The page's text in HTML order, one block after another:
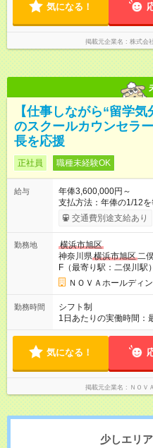
気になる！
掲載元企業名 株式会
【仕事しながら“留学気
のスクールカウンセラ
長を応援
正社員 職種未経験OK
給与
年俸3,600,000円～
支払方法：年俸の1/12
みます。※超過分は全
円／月 みなし残業時間
ど、成果に応じて年2回
社員が、半期で20～30
も。頑張りが目に見え
ベーションで仕事に取り組めます。 ★毎
ーディな昇格。
え、毎月、現場の管理
あります。実力が認め
アアップするケースも珍しくあり
間あり 試用期間の長さ
と異なる部分がありま
時給 1,400円以上 ※月途
インターンとして勤務に
交通費別途支給あり
勤務地
横浜市旭区
神奈川県横浜市旭区二
F（最寄り駅：二俣川駅）
ＮＯＶＡホールディ
勤務時間
シフト制
1日あたりの実働時間：
ト制 ［ シフト例 ］ ・平日⇒12：30-21：30 ・土日祝⇒10：00-
―――――――――――― 一
て、明日に備えよう」
気になる！
掲載元企業名 ＮＯＶ
少しエリ